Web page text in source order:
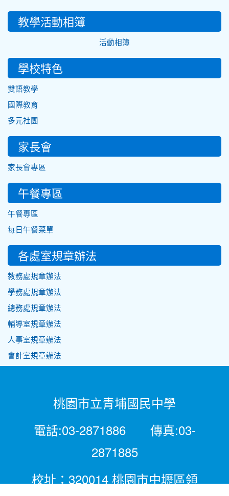
教學活動相簿
活動相簿
學校特色
雙語教學
國際教育
多元社團
家長會
家長會專區
午餐專區
午餐專區
每日午餐菜單
各處室規章辦法
教務處規章辦法
學務處規章辦法
總務處規章辦法
輔導室規章辦法
人事室規章辦法
會計室規章辦法
桃園市立青埔國民中學
電話:03-2871886 傳真:03-
2871885
校址：320014 桃園市中壢區領